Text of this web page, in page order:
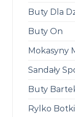
Buty Dla
Buty On
Mokasyny
Sandały
Buty
Rylko Botki